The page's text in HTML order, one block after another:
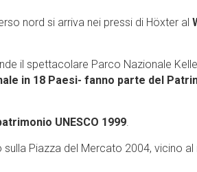
nord si arriva nei pressi di Höxter al
il spettacolare Parco Nazionale
in 18 Paesi- fanno parte del
UNESCO 1999.
Piazza del Mercato 2004, vicino al